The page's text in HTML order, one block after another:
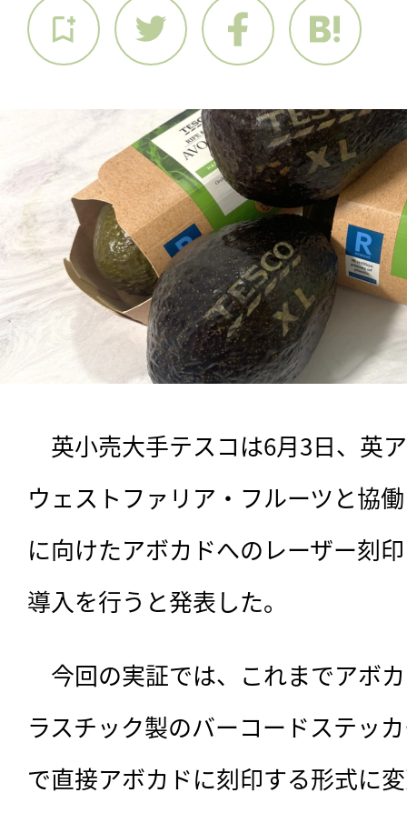
英小売大手テスコは6月3日、英
ウェストファリア・フルーツと協
に向けたアボカドへのレーザー刻
導入を行うと発表した。
今回の実証では、 これまでアボ
ラスチック製のバーコードステッ
で直接アボカドに刻印する形式に